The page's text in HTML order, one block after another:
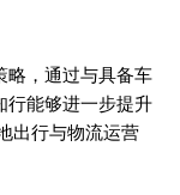
略，通过与具备车
行能够进一步提升
出行与物流运营